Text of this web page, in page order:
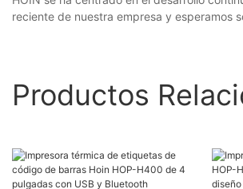
reciente de nuestra empresa y esperamos
Productos